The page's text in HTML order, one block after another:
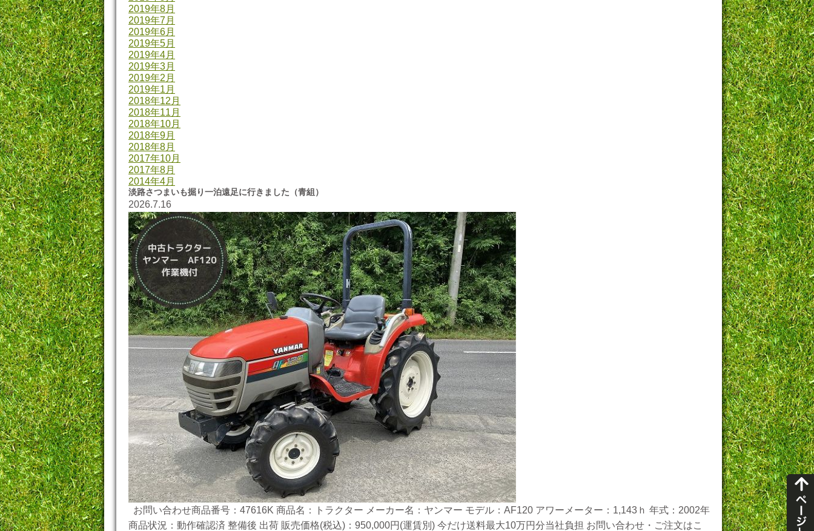
2019年8月
2019年7月
2019年6月
2019年5月
2019年4月
2019年3月
2019年2月
2019年1月
2018年12月
2018年11月
2018年10月
2018年9月
2018年8月
2017年10月
2017年8月
2014年4月
淡路さつまいも掘り一泊遠足に行きました（青組）
2026.7.16
お問い合わせ商品番号：47616K 商品名：トラクター メーカー名：ヤンマー モデル：AF120 アワーメーター：1,143ｈ 年式：2002年
商品状況：動作確認済 整備後 出荷 販売価格(税込)：950,000円(運賃別) 今だけ送料最大10万円分当社負担 お問い合わせ・ご注文はこ